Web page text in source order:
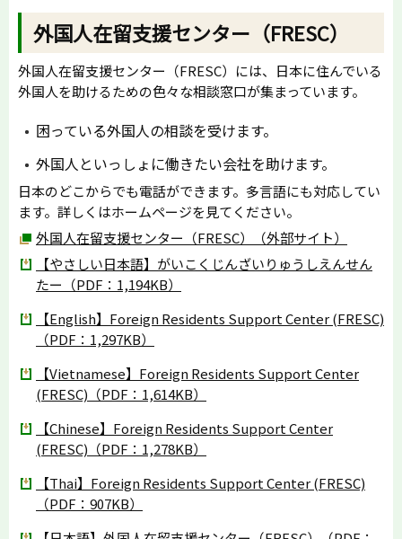
外国人在留支援センター（FRESC）
外国人在留支援センター（FRESC）には、日本に住んでいる
外国人を助けるための色々な相談窓口が集まっています。
困っている外国人の相談を受けます。
外国人といっしょに働きたい会社を助けます。
日本のどこからでも電話ができます。多言語にも対応してい
ます。詳しくはホームページを見てください。
外国人在留支援センター（FRESC）（外部サイト）
【やさしい日本語】がいこくじんざいりゅうしえんせん
たー（PDF：1,194KB）
【English】Foreign Residents Support Center (FRESC)
（PDF：1,297KB）
【Vietnamese】Foreign Residents Support Center
(FRESC)（PDF：1,614KB）
【Chinese】Foreign Residents Support Center
(FRESC)（PDF：1,278KB）
【Thai】Foreign Residents Support Center (FRESC)
（PDF：907KB）